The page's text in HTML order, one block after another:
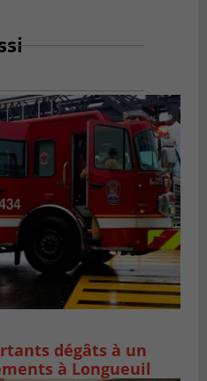
dégâts à un
à Longueuil